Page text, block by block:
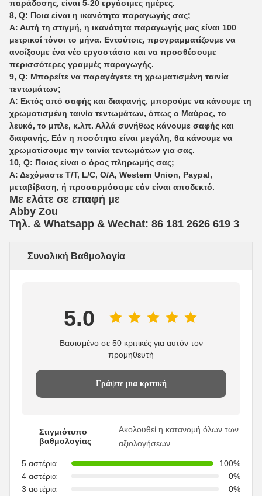
παράδοσης, είναι 5-20 εργάσιμες ημέρες.
8, Q: Ποια είναι η ικανότητα παραγωγής σας;
Α: Αυτή τη στιγμή, η ικανότητα παραγωγής μας είναι 100
μετρικοί τόνοι το μήνα. Εντούτοις, προγραμματίζουμε να
ανοίξουμε ένα νέο εργοστάσιο και να προσθέσουμε
περισσότερες γραμμές παραγωγής.
9, Q: Μπορείτε να παραγάγετε τη χρωματισμένη ταινία
τεντωμάτων;
Α: Εκτός από σαφής και διαφανής, μπορούμε να κάνουμε τη
χρωματισμένη ταινία τεντωμάτων, όπως ο Μαύρος, το
λευκό, το μπλε, κ.λπ. Αλλά συνήθως κάνουμε σαφής και
διαφανής. Εάν η ποσότητα είναι μεγάλη, θα κάνουμε να
χρωματίσουμε την ταινία τεντωμάτων για σας.
10, Q: Ποιος είναι ο όρος πληρωμής σας;
Α: Δεχόμαστε T/T, L/C, O/A, Western Union, Paypal,
μεταβίβαση, ή προσαρμόσαμε εάν είναι αποδεκτό.
Με ελάτε σε επαφή με
Abby Zou
Τηλ. & Whatsapp & Wechat: 86 181 2626 619 3
Συνολική Βαθμολογία
5.0
Βασισμένο σε 50 κριτικές για αυτόν τον
προμηθευτή
Γράψτε μια κριτική
Στιγμιότυπο
βαθμολογίας
Ακολουθεί η κατανομή όλων των
αξιολογήσεων
5 αστέρια
100%
4 αστέρια
0%
3 αστέρια
0%